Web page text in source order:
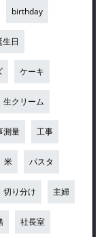
birthday
生日
ケーキ
生クリーム
測量 工事
米 パスタ
切り分け 主婦
社長室